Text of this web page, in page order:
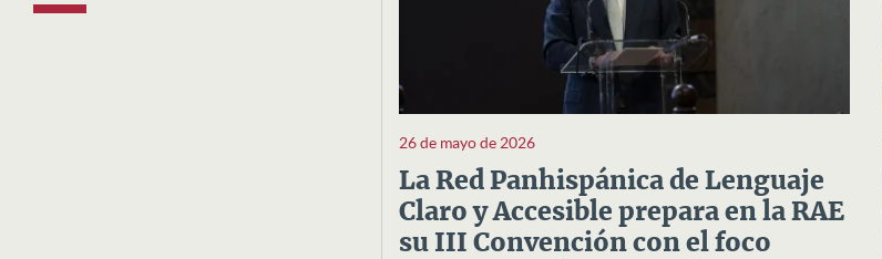
26 de mayo de 2026
La Red Panhispánica de Lenguaje
Claro y Accesible prepara en la RAE
su III Convención con el foco